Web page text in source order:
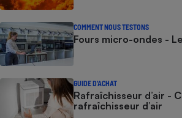
COMMENT NOUS TESTONS
Fours micro-ondes -
GUIDE D'ACHAT
Rafraîchisseur d’air -
rafraîchisseur d’air